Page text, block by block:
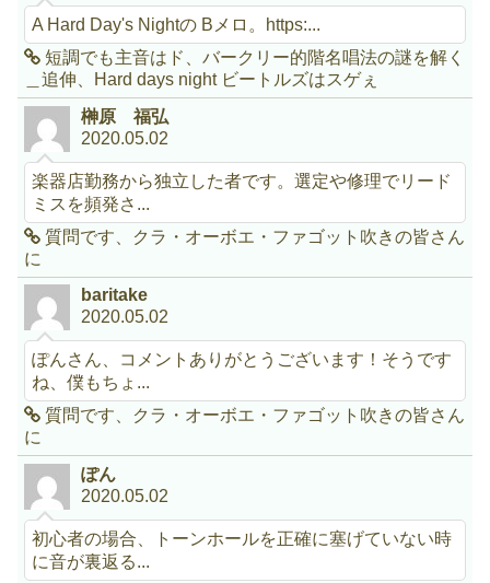
A Hard Day's Nightの Bメロ。https:...
短調でも主音はド、バークリー的階名唱法の謎を解く
＿追伸、Hard days night ビートルズはスゲぇ
榊原 福弘
2020.05.02
楽器店勤務から独立した者です。選定や修理でリード
ミスを頻発さ...
質問です、クラ・オーボエ・ファゴット吹きの皆さん
に
baritake
2020.05.02
ぽんさん、コメントありがとうございます！そうです
ね、僕もちょ...
質問です、クラ・オーボエ・ファゴット吹きの皆さん
に
ぽん
2020.05.02
初心者の場合、トーンホールを正確に塞げていない時
に音が裏返る...